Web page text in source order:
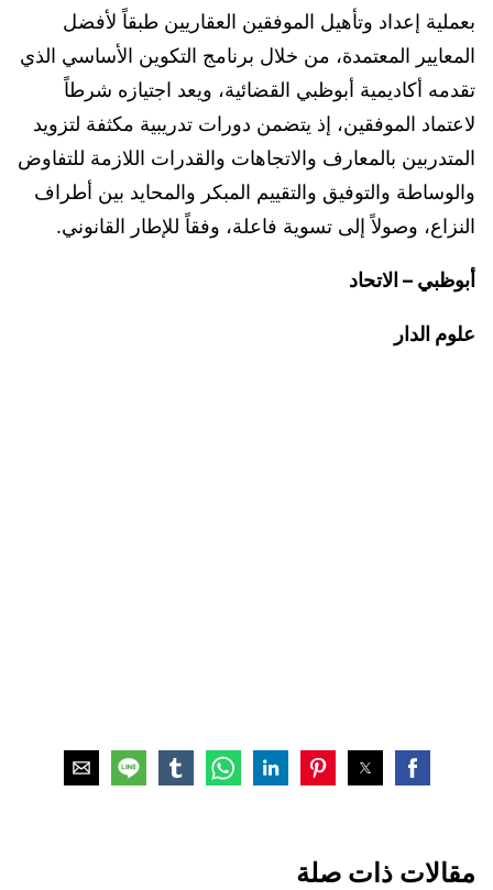
بعملية إعداد وتأهيل الموفقين العقاريين طبقاً لأفضل
المعايير المعتمدة، من خلال برنامج التكوين الأساسي الذي
تقدمه أكاديمية أبوظبي القضائية، ويعد اجتيازه شرطاً
لاعتماد الموفقين، إذ يتضمن دورات تدريبية مكثفة لتزويد
المتدربين بالمعارف والاتجاهات والقدرات اللازمة للتفاوض
والوساطة والتوفيق والتقييم المبكر والمحايد بين أطراف
النزاع، وصولاً إلى تسوية فاعلة، وفقاً للإطار القانوني.
أبوظبي – الاتحاد
علوم الدار
مقالات ذات صلة